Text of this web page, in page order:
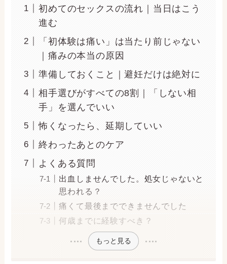
初めてのセックスの流れ｜当日はこう
進む
「初体験は痛い」は当たり前じゃない
｜痛みの本当の原因
準備しておくこと｜避妊だけは絶対に
相手選びがすべての8割｜「しない相
手」を選んでいい
怖くなったら、延期していい
終わったあとのケア
よくある質問
出血しませんでした。処女じゃないと
思われる？
痛くて最後までできませんでした
何歳までに経験すべき？
もっと見る